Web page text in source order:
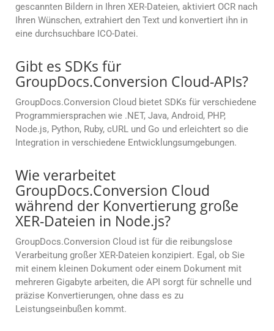
gescannten Bildern in Ihren XER-Dateien, aktiviert OCR nach
Ihren Wünschen, extrahiert den Text und konvertiert ihn in
eine durchsuchbare ICO-Datei.
Gibt es SDKs für
GroupDocs.Conversion Cloud-APIs?
GroupDocs.Conversion Cloud bietet SDKs für verschiedene
Programmiersprachen wie .NET, Java, Android, PHP,
Node.js, Python, Ruby, cURL und Go und erleichtert so die
Integration in verschiedene Entwicklungsumgebungen.
Wie verarbeitet
GroupDocs.Conversion Cloud
während der Konvertierung große
XER-Dateien in Node.js?
GroupDocs.Conversion Cloud ist für die reibungslose
Verarbeitung großer XER-Dateien konzipiert. Egal, ob Sie
mit einem kleinen Dokument oder einem Dokument mit
mehreren Gigabyte arbeiten, die API sorgt für schnelle und
präzise Konvertierungen, ohne dass es zu
Leistungseinbußen kommt.